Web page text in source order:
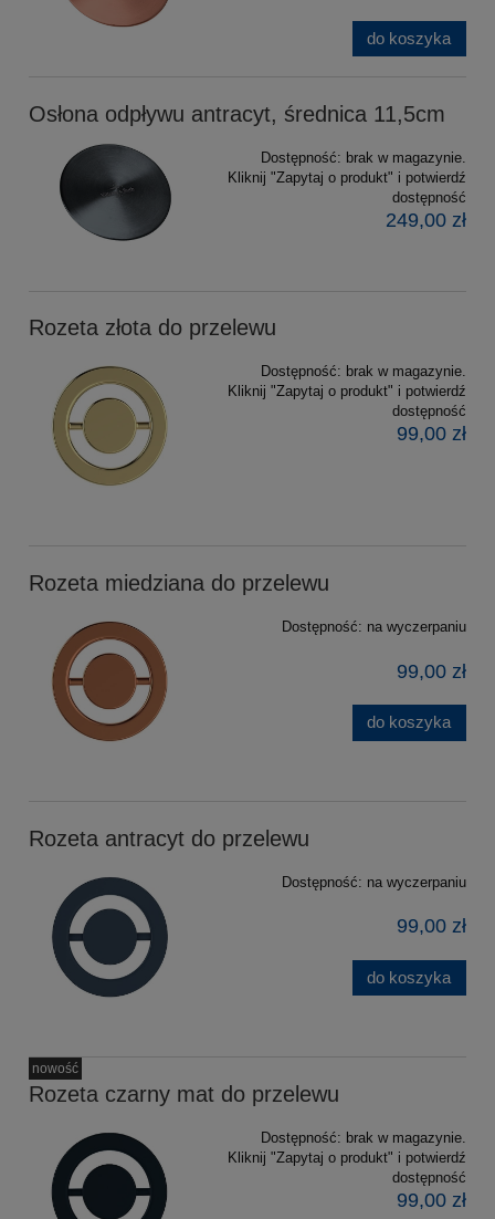
do koszyka
Osłona odpływu antracyt, średnica 11,5cm
Dostępność: brak w magazynie.
Kliknij "Zapytaj o produkt" i potwierdź
dostępność
249,00 zł
Rozeta złota do przelewu
Dostępność: brak w magazynie.
Kliknij "Zapytaj o produkt" i potwierdź
dostępność
99,00 zł
Rozeta miedziana do przelewu
Dostępność: na wyczerpaniu
99,00 zł
do koszyka
Rozeta antracyt do przelewu
Dostępność: na wyczerpaniu
99,00 zł
do koszyka
Rozeta czarny mat do przelewu
Dostępność: brak w magazynie.
Kliknij "Zapytaj o produkt" i potwierdź
dostępność
99,00 zł
nowość